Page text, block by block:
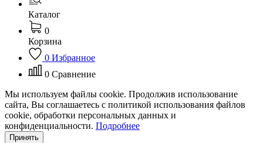
Каталог
0
Корзина
0 Избранное
0 Сравнение
Мы используем файлы cookie. Продолжив использование
сайта, Вы соглашаетесь с политикой использования файлов
cookie, обработки персональных данных и
конфиденциальности. Подробнее
Принять